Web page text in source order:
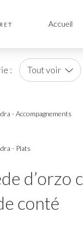
Accueil
: Tout voir
- Accompagnements
- Plats
d’orzo
conté